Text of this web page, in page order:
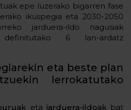
epe luzerako bigarren fase
ikuspegia eta 2030-2050
jarduera-ildo nagusiak
6 lan-ardatz
eta beste plan
lerrokatutako
eta jarduera-ildoak bat